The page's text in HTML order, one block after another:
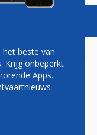
BIJ
beste van
Krijg onbeperkt
Apps.